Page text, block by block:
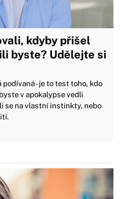
kdyby přišel
byste? Udělejte si
- je to test toho, kdo
v apokalypse vedli
se na vlastní instinkty, nebo